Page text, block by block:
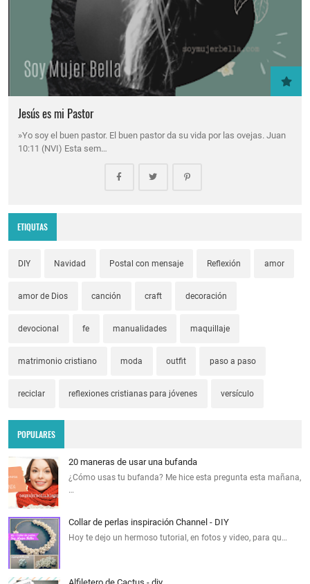
Jesús es mi Pastor
»Yo soy el buen pastor. El buen pastor da su vida por las ovejas. Juan
10:11 (NVI) Esta sem…
ETIQUTAS
DIY Navidad Postal con mensaje Reflexión amor
amor de Dios canción craft decoración
devocional fe manualidades maquillaje
matrimonio cristiano moda outfit paso a paso
reciclar reflexiones cristianas para jóvenes versículo
POPULARES
20 maneras de usar una bufanda
¿Cómo usas tu bufanda? Me hice esta pregunta esta mañana,
…
Collar de perlas inspiración Channel - DIY
Hoy te dejo un hermoso tutorial, en fotos y video, para qu…